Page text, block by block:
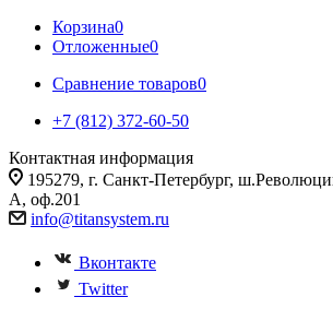
Корзина0
Отложенные0
Сравнение товаров0
+7 (812) 372-60-50
Контактная информация
195279, г. Санкт-Петербург,
А, оф.201
info@titansystem.ru
Вконтакте
Twitter